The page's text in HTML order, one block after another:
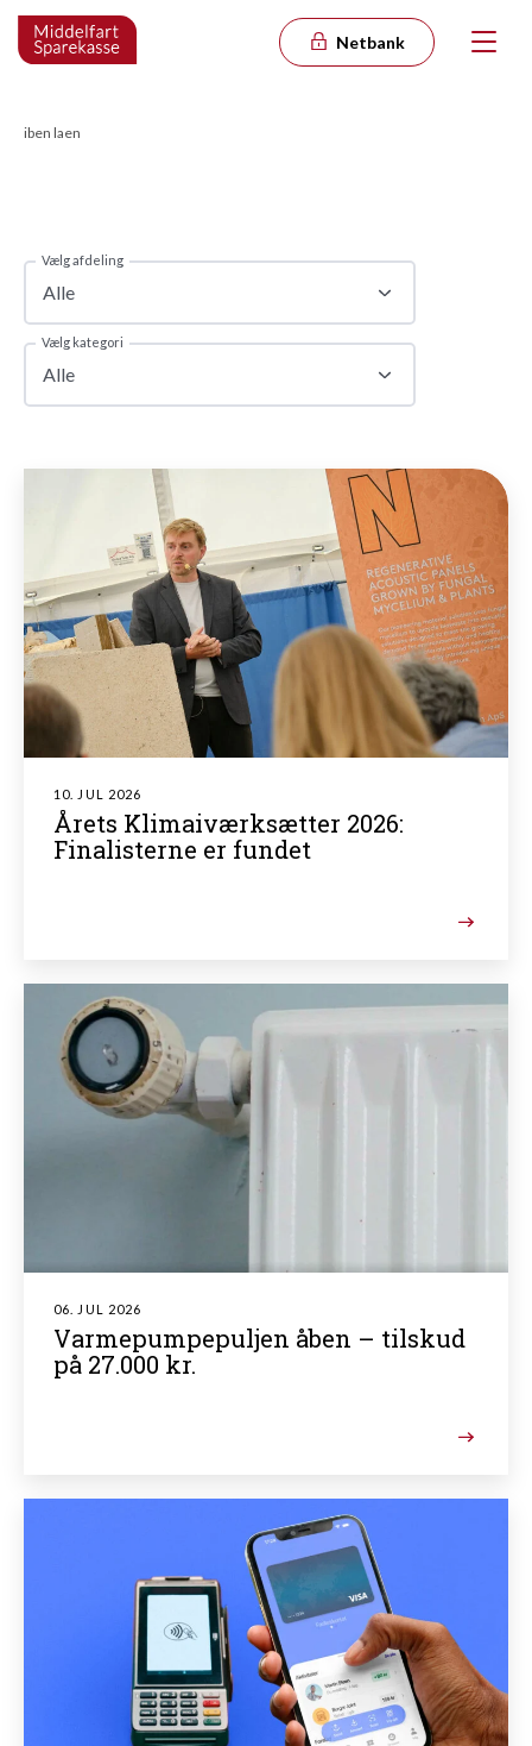
Netbank
iben laen
Vælg afdeling
Alle
Vælg kategori
Alle
10. JUL 2026
Årets Klimaiværksætter 2026:
Finalisterne er fundet
06. JUL 2026
Varmepumpepuljen åben – tilskud
på 27.000 kr.